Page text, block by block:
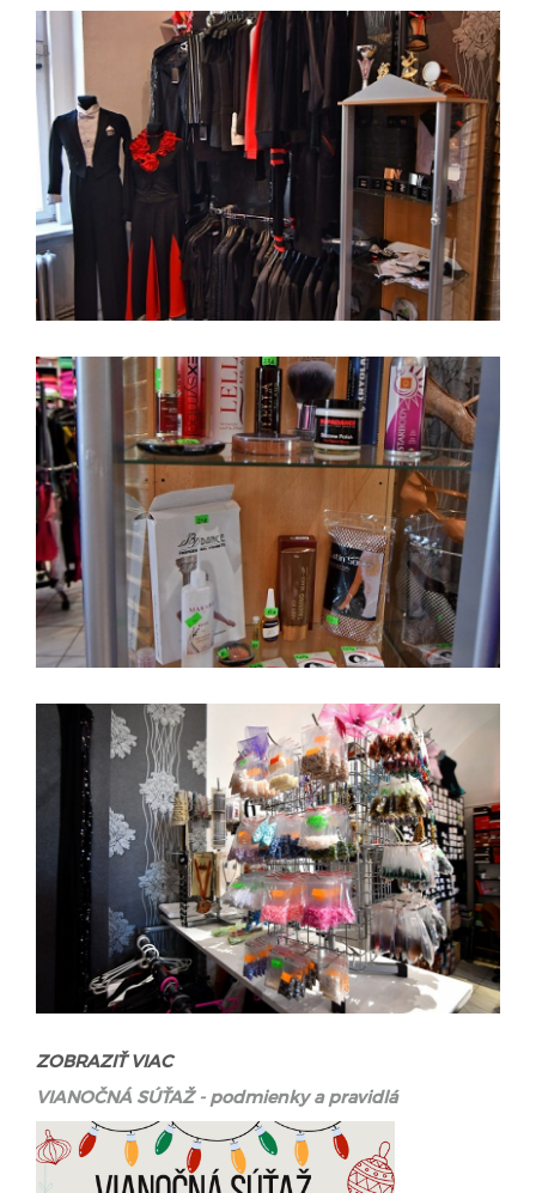
ZOBRAZIŤ VIAC
VIANOČNÁ SÚŤAŽ - podmienky a pravidlá